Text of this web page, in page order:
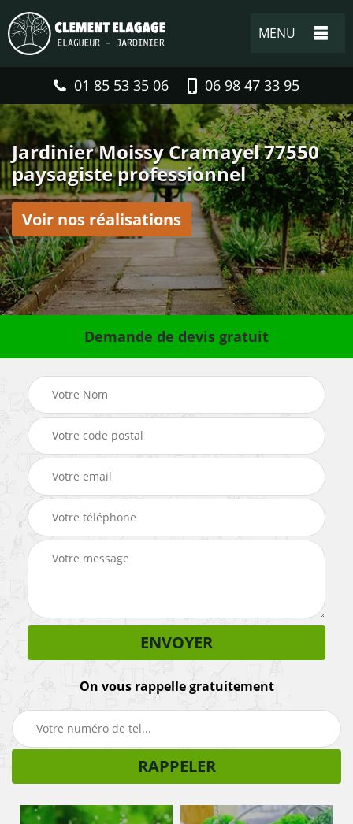
MENU
01 85 53 35 06 06 98 47 33 95
Jardinier Moissy Cramayel 77550
paysagiste professionnel
Voir nos réalisations
Demande de devis gratuit
On vous rappelle gratuitement